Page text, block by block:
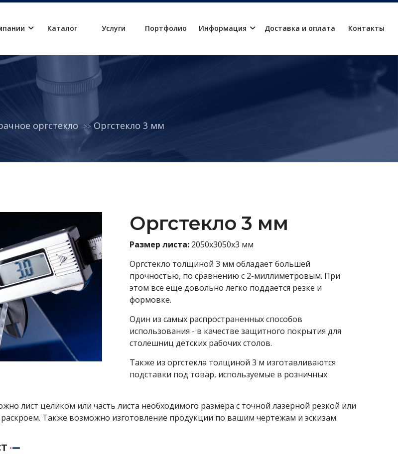
Каталог Услуги Портфолио Информация Доставка и оплата Контакты
оргстекло Оргстекло 3 мм
Оргстекло 3 мм
Размер листа:2050х3050х3 мм
Оргстекло толщиной 3 мм обладает большей
прочностью, по сравнению с 2-миллиметровым. При
этом все еще довольно легко поддается резке и
формовке.
Один из самых распространенных способов
использования - в качестве защитного покрытия для
столешниц детских рабочих столов.
Также из оргстекла толщиной 3 м изготавливаются
подставки под товар, используемые в розничных
лист целиком или часть листа необходимого размера с точной лазерной резкой или
Также возможно изготовление продукции по вашим чертежам и эскизам.